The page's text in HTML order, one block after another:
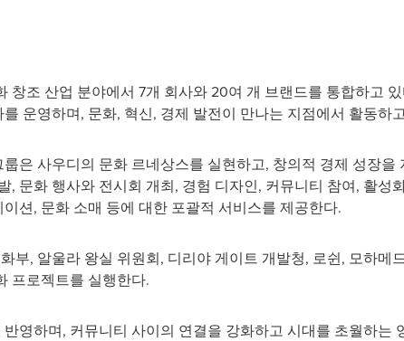
조 산업 분야에서 7개 회사와 20여 개 브랜드를 통합하고
운영하며, 문화, 혁신, 경제 발전이 만나는 지점에서 활동하
은 사우디의 문화 르네상스를 실현하고, 창의적 경제 성장을
문화 행사와 전시회 개최, 경험 디자인, 커뮤니티 참여, 활성
션, 문화 소매 등에 대한 포괄적 서비스를 제공한다.
부, 알울라 왕실 위원회, 디리야 게이트 개발청, 로쉰, 모하메
프로젝트를 실행한다.
영하며, 커뮤니티 사이의 연결을 강화하고 시대를 초월하는